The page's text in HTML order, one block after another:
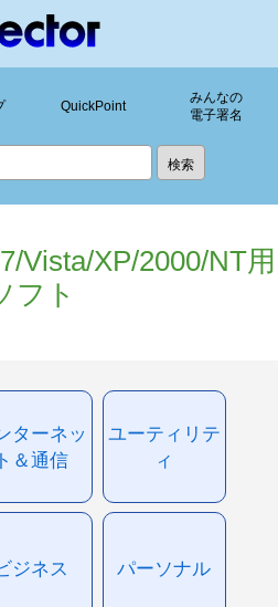
QuickPoint
みんなの
電子署名
Vista/XP/2000/NT用
フト
ターネッ
ト＆通信
ユーティリテ
ィ
ジネス パーソナル